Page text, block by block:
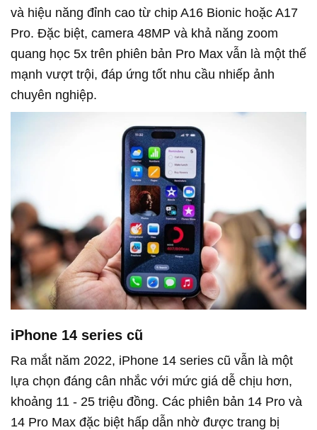
và hiệu năng đỉnh cao từ chip A16 Bionic hoặc A17
Pro. Đặc biệt, camera 48MP và khả năng zoom
quang học 5x trên phiên bản Pro Max vẫn là một thế
mạnh vượt trội, đáp ứng tốt nhu cầu nhiếp ảnh
chuyên nghiệp.
iPhone 14 series cũ
Ra mắt năm 2022, iPhone 14 series cũ vẫn là một
lựa chọn đáng cân nhắc với mức giá dễ chịu hơn,
khoảng 11 - 25 triệu đồng. Các phiên bản 14 Pro và
14 Pro Max đặc biệt hấp dẫn nhờ được trang bị